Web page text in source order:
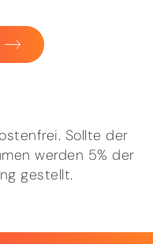
Sollte der
werden 5% der
gestellt.